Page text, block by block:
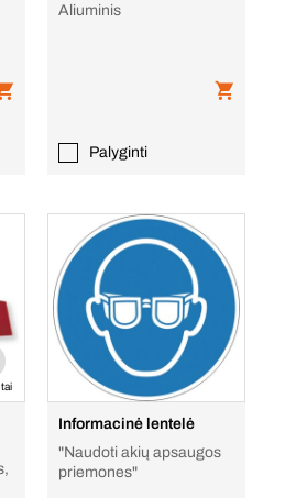
Aliuminis
Palyginti
Informacinė lentelė
"Naudoti akių apsaugos
priemones"